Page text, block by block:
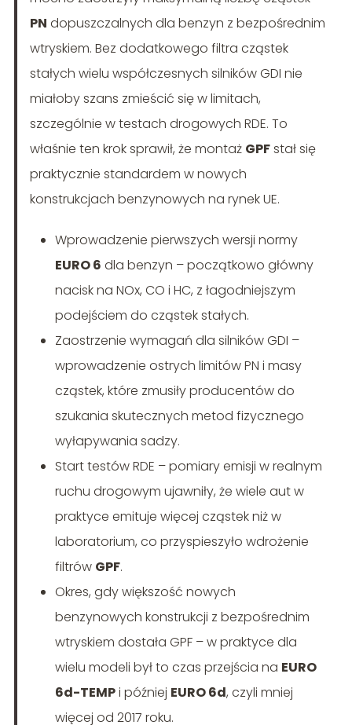
PN dopuszczalnych dla benzyn z bezpośrednim
wtryskiem. Bez dodatkowego filtra cząstek
stałych wielu współczesnych silników GDI nie
miałoby szans zmieścić się w limitach,
szczególnie w testach drogowych RDE. To
właśnie ten krok sprawił, że montaż GPFstał się
praktycznie standardem w nowych
konstrukcjach benzynowych na rynek UE.
Wprowadzenie pierwszych wersji normy
EURO 6 dla benzyn – początkowo główny
nacisk na NOx, CO i HC, z łagodniejszym
podejściem do cząstek stałych.
Zaostrzenie wymagań dla silników GDI –
wprowadzenie ostrych limitów PN i masy
cząstek, które zmusiły producentów do
szukania skutecznych metod fizycznego
wyłapywania sadzy.
Start testów RDE – pomiary emisji w realnym
ruchu drogowym ujawniły, że wiele aut w
praktyce emituje więcej cząstek niż w
laboratorium, co przyspieszyło wdrożenie
filtrów GPF.
Okres, gdy większość nowych
benzynowych konstrukcji z bezpośrednim
wtryskiem dostała GPF – w praktyce dla
wielu modeli był to czas przejścia na EURO
6d-TEMPi później EURO 6d, czyli mniej
więcej od 2017 roku.